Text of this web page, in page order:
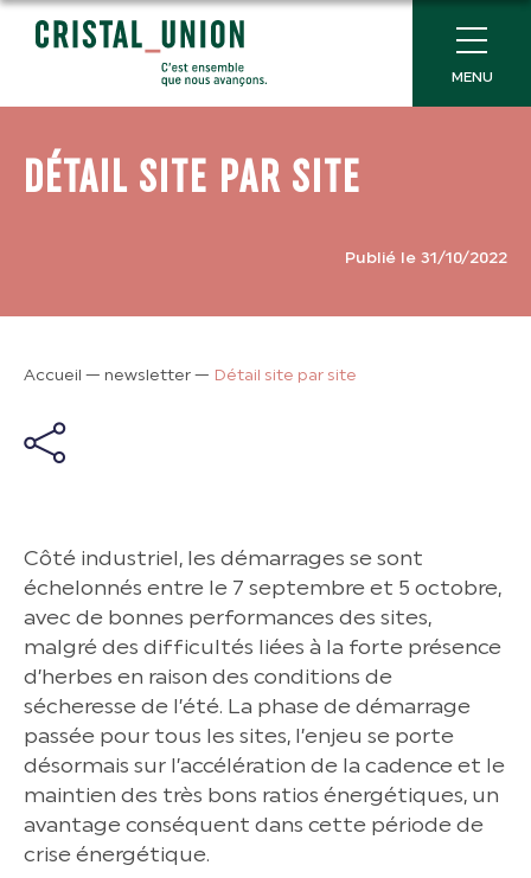
MENU
DÉTAIL SITE PAR SITE
Publié le 31/10/2022
Accueil — newsletter— Détail site par site
Côté industriel, les démarrages se sont
échelonnés entre le 7 septembre et 5 octobre,
avec de bonnes performances des sites,
malgré des difficultés liées à la forte présence
d’herbes en raison des conditions de
sécheresse de l’été. La phase de démarrage
passée pour tous les sites, l’enjeu se porte
désormais sur l’accélération de la cadence et le
maintien des très bons ratios énergétiques, un
avantage conséquent dans cette période de
crise énergétique.